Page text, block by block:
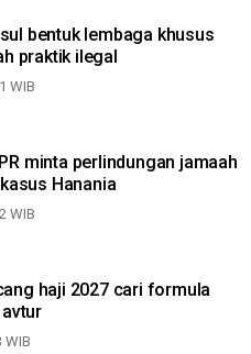
bentuk lembaga khusus
praktik ilegal
WIB
minta perlindungan jamaah
Hanania
WIB
haji 2027 cari formula
WIB